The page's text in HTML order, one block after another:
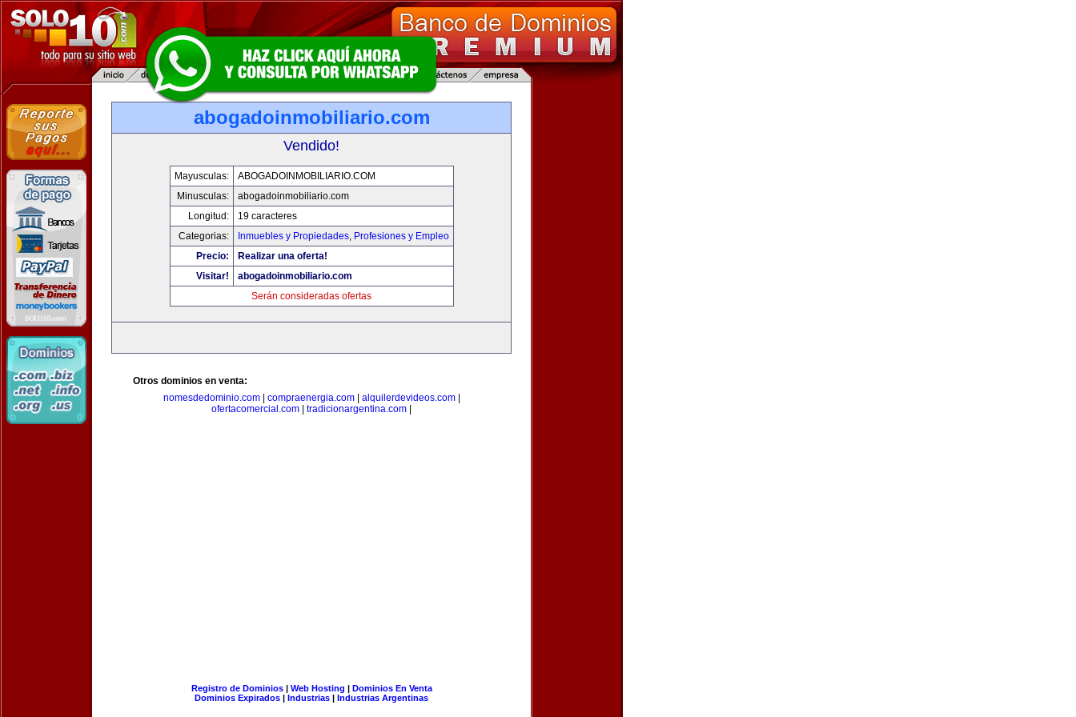
abogadoinmobiliario.com
Vendido!
Mayusculas:
ABOGADOINMOBILIARIO.COM
Minusculas:
abogadoinmobiliario.com
Longitud:
19 caracteres
Categorias:
Inmuebles y Propiedades, Profesiones y Empleo
Precio:
Realizar una oferta!
Visitar!
abogadoinmobiliario.com
Serán consideradas ofertas
Otros dominios en venta:
nomesdedominio.com| compraenergia.com| alquilerdevideos.com|
ofertacomercial.com
tradicionargentina.com
Registro de Dominios| Web Hosting | Dominios En Venta
Dominios Expirados | Industrias | Industrias Argentinas